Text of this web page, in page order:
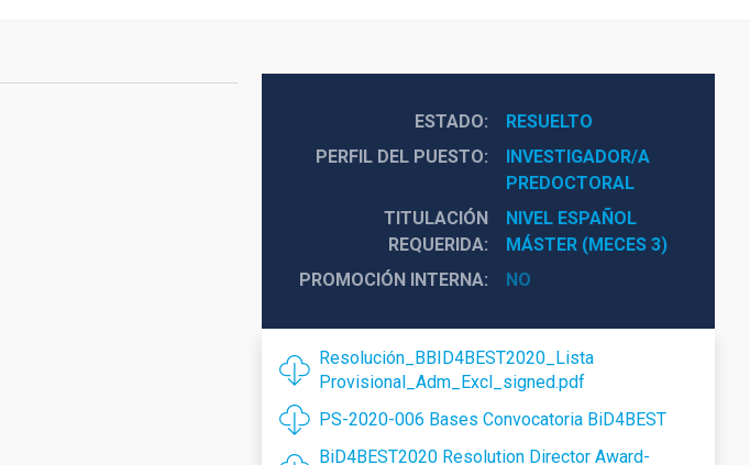
ESTADO
RESUELTO
PERFIL DEL PUESTO
INVESTIGADOR/A
PREDOCTORAL
TITULACIÓN
REQUERIDA
NIVEL ESPAÑOL
MÁSTER (MECES 3)
PROMOCIÓN INTERNA
NO
Resolución_BBID4BEST2020_Lista
Provisional_Adm_Excl_signed.pdf
PS-2020-006 Bases Convocatoria BiD4BEST
BiD4BEST2020 Resolution Director Award-